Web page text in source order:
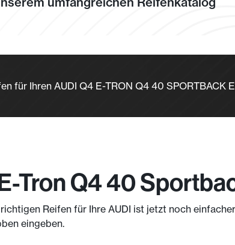
für Ihren AUDI Q4 E-TRON Q4 40 SPORTBACK
Tron Q4 40
Reifen für Ihre AUDI ist jetzt noch
eingeben.